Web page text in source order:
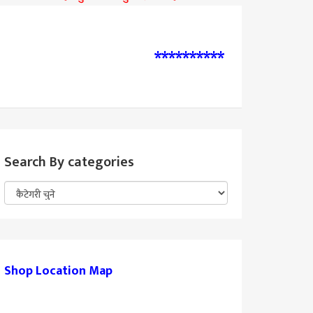
**********
Search By categories
Shop Location Map